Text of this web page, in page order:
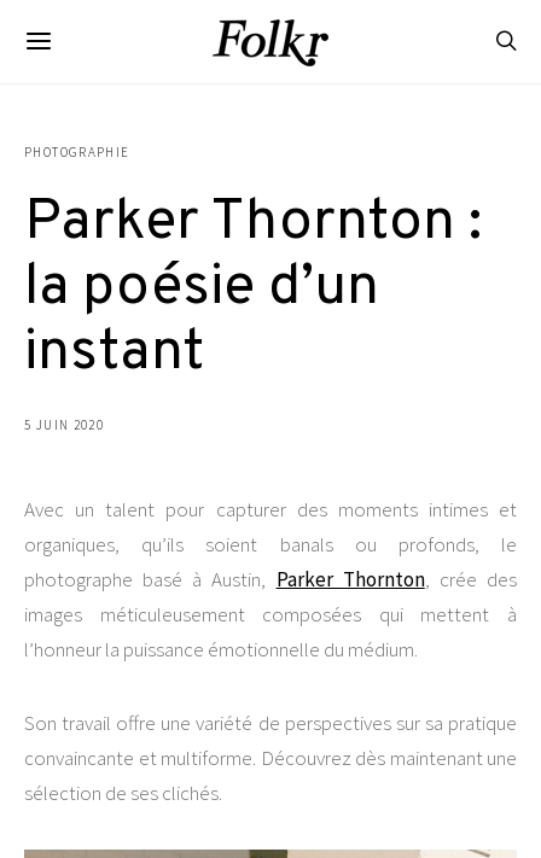
PHOTOGRAPHIE
Parker Thornton :
la poésie d’un
instant
5 JUIN 2020
Avec un talent pour capturer des moments intimes et
organiques, qu’ils soient banals ou profonds, le
photographe basé à Austin, Parker Thornton, crée des
images méticuleusement composées qui mettent à
l’honneur la puissance émotionnelle du médium.
Son travail offre une variété de perspectives sur sa pratique
convaincante et multiforme. Découvrez dès maintenant une
sélection de ses clichés.